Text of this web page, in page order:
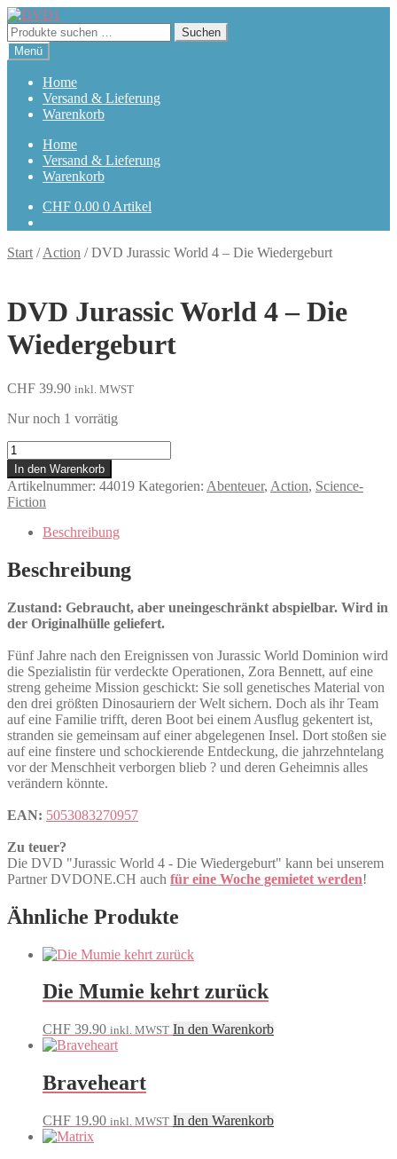
Zur
Navigation
springen
Zum
Inhalt
springen
Suchen
nach:
Suchen
Menü
Home
Versand & Lieferung
Warenkorb
Home
Versand & Lieferung
Warenkorb
CHF 0.00 0 Artikel
Start /Action /DVD Jurassic World 4 – Die Wiedergeburt
DVD Jurassic World 4 – Die
Wiedergeburt
CHF 39.90 inkl. MWST
Nur noch 1 vorrätig
Jurassic
World
4
-
Die
Wiedergeburt
Menge
In den Warenkorb
Artikelnummer: 44019 Kategorien: Abenteuer, Action, Science-
Fiction
Beschreibung
Beschreibung
Zustand: Gebraucht, aber uneingeschränkt abspielbar. Wird in
der Originalhülle geliefert.
Fünf Jahre nach den Ereignissen von Jurassic World Dominion wird
die Spezialistin für verdeckte Operationen, Zora Bennett, auf eine
streng geheime Mission geschickt: Sie soll genetisches Material von
den drei größten Dinosauriern der Welt sichern. Doch als ihr Team
auf eine Familie trifft, deren Boot bei einem Ausflug gekentert ist,
stranden sie gemeinsam auf einer abgelegenen Insel. Dort stoßen sie
auf eine finstere und schockierende Entdeckung, die jahrzehntelang
vor der Menschheit verborgen blieb ? und deren Geheimnis alles
verändern könnte.
EAN: 5053083270957
Zu teuer?
Die DVD "Jurassic World 4 - Die Wiedergeburt" kann bei unserem
Partner DVDONE.CH auch für eine Woche gemietet werden!
Ähnliche Produkte
Die Mumie kehrt zurück
CHF 39.90 inkl. MWST In den Warenkorb
Braveheart
CHF 19.90 inkl. MWST In den Warenkorb